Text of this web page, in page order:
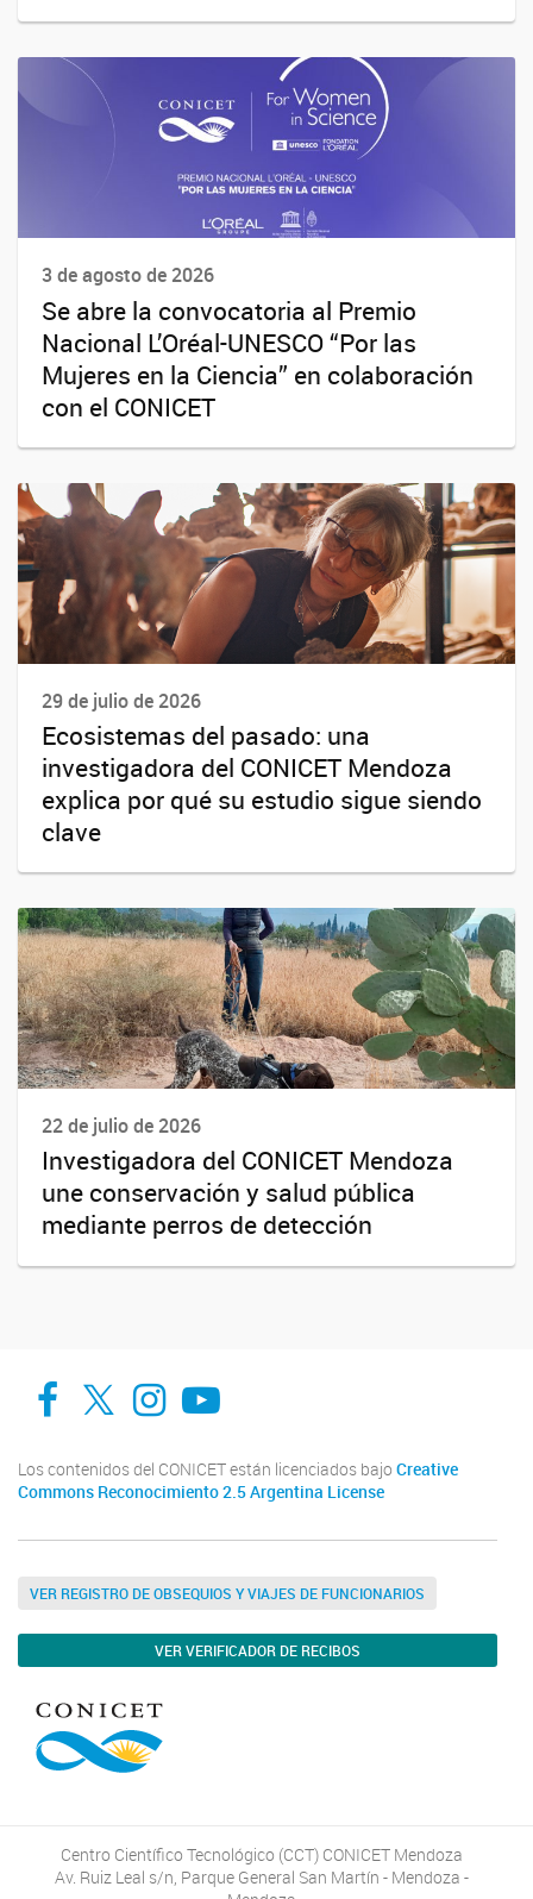
3 de agosto de 2026
Se abre la convocatoria al Premio
Nacional L’Oréal-UNESCO “Por las
Mujeres en la Ciencia” en colaboración
con el CONICET
29 de julio de 2026
Ecosistemas del pasado: una
investigadora del CONICET Mendoza
explica por qué su estudio sigue siendo
clave
22 de julio de 2026
Investigadora del CONICET Mendoza
une conservación y salud pública
mediante perros de detección
Facebook
Twitter
Instagram
Youtube
Los contenidos del CONICET están licenciados bajo Creative
Commons Reconocimiento 2.5 Argentina License
VER REGISTRO DE OBSEQUIOS Y VIAJES DE FUNCIONARIOS
VER VERIFICADOR DE RECIBOS
Centro Científico Tecnológico (CCT) CONICET Mendoza
Av. Ruiz Leal s/n, Parque General San Martín - Mendoza -